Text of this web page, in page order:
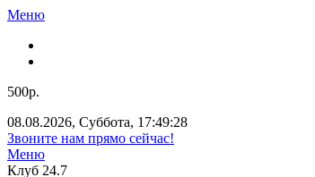
Меню
500р.
08.08.2026, Суббота, 17:49:28
Звоните нам прямо сейчас!
Меню
Клуб 24.7